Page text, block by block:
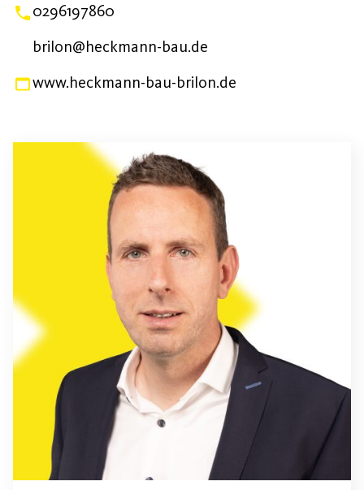
0296197860
brilon@heckmann-bau.de
www.heckmann-bau-brilon.de